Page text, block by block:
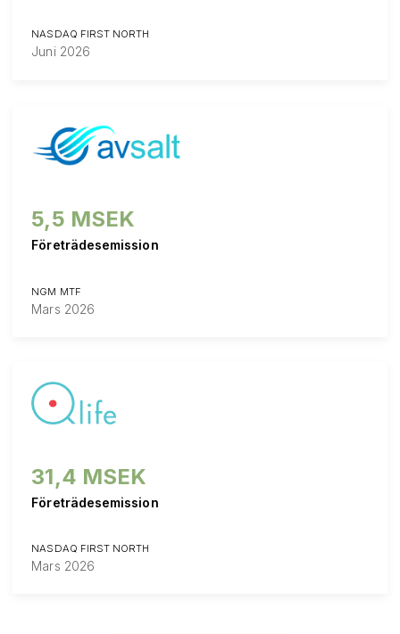
NASDAQ FIRST NORTH
Juni 2026
5,5 MSEK
Företrädesemission
NGM MTF
Mars 2026
31,4 MSEK
Företrädesemission
NASDAQ FIRST NORTH
Mars 2026